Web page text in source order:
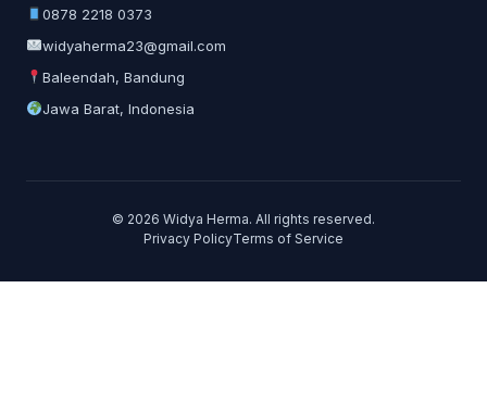
0878 2218 0373
widyaherma23@gmail.com
Baleendah, Bandung
Jawa Barat, Indonesia
© 2026 Widya Herma. All rights reserved.
Privacy PolicyTerms of Service